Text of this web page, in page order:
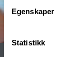
Egenskaper
Statistikk